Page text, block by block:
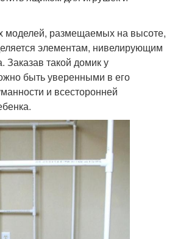
моделей, размещаемых на высоте,
элементам, нивелирующим
Заказав такой домик у
быть уверенными в его
и всесторонней